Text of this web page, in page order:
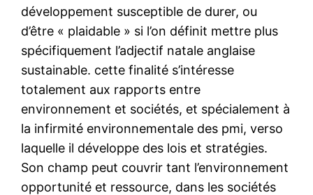
développement susceptible de durer, ou
d’être « plaidable » si l’on définit mettre plus
spécifiquement l’adjectif natale anglaise
sustainable. cette finalité s’intéresse
totalement aux rapports entre
environnement et sociétés, et spécialement à
la infirmité environnementale des pmi, verso
laquelle il développe des lois et stratégies.
Son champ peut couvrir tant l’environnement
opportunité et ressource, dans les sociétés